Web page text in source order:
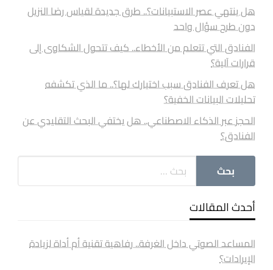
هل ينتهي عصر الاستبيانات؟.. طرق جديدة لقياس رضا النزيل
دون طرح سؤال واحد
الفنادق التي تتعلم من الأخطاء.. كيف تتحول الشكاوى إلى
قرارات آلية؟
هل تعرف الفنادق سبب اختيارك لها؟.. ما الذي تكشفه
تحليلات البيانات الخفية؟
الحجز عبر الذكاء الاصطناعي.. هل يختفي البحث التقليدي عن
الفنادق؟
أحدث المقالات
المساعد الصوتي داخل الغرفة.. رفاهية تقنية أم أداة لزيادة
الإيرادات؟